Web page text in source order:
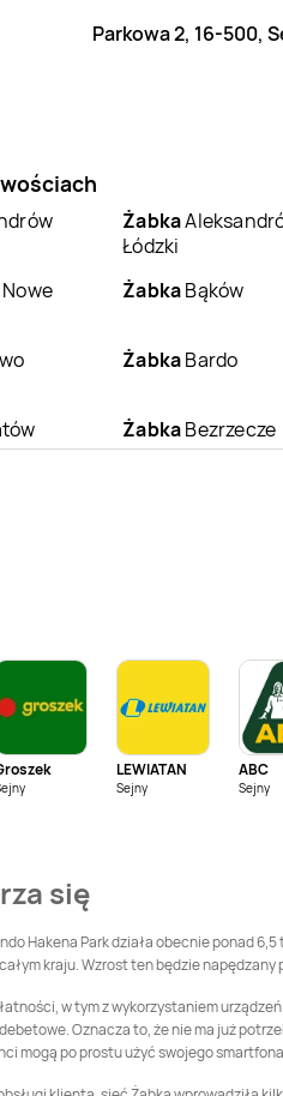
Parkowa 2, 16-500,
Żabka
Łódzki
ŻabkaBąków
ŻabkaBardo
ŻabkaBezrzecze
ŻabkaBiskupiec
ŻabkaBobowa
ŻabkaBrzezowa
LEWIATAN
Sejny
ABC
Sejny
się
Hakena Park działa obecnie ponad
kraju. Wzrost ten będzie
w tym z wykorzystaniem
Oznacza to, że nie ma już
mogą po prostu użyć swojego